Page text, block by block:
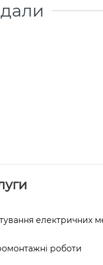
електричних
роботи